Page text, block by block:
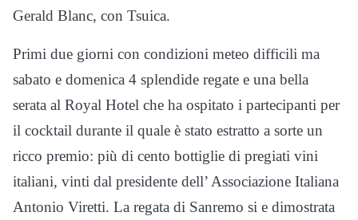
Gerald Blanc, con Tsuica.
Primi due giorni con condizioni meteo difficili ma
sabato e domenica 4 splendide regate e una bella
serata al Royal Hotel che ha ospitato i partecipanti per
il cocktail durante il quale è stato estratto a sorte un
ricco premio: più di cento bottiglie di pregiati vini
italiani, vinti dal presidente dell’ Associazione Italiana
Antonio Viretti. La regata di Sanremo si e dimostrata